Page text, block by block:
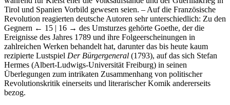
Tirol und Spanien Vorbild gewesen seien. – Auf die Französische
Revolution reagierten deutsche Autoren sehr unterschiedlich: Zu den
Gegnern ← 15 | 16 → des Umsturzes gehörte Goethe, der die
Ereignisse des Jahres 1789 und ihre Folgeerscheinungen in
zahlreichen Werken behandelt hat, darunter das bis heute kaum
rezipierte Lustspiel Der Bürgergeneral (1793), auf das sich Stefan
Hermes (Albert-Ludwigs-Universität Freiburg) in seinen
Überlegungen zum intrikaten Zusammenhang von politischer
Revolutionskritik einerseits und literarischer Komik andererseits
bezog.